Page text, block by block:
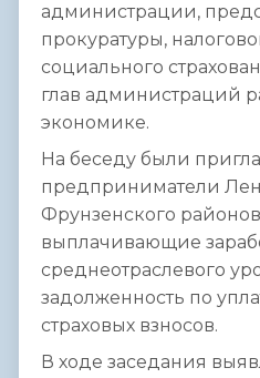
администрации,
прокуратуры,
социального
глав администраций
экономике.
На беседу были
предприниматели
Фрунзенского
выплачивающие
среднеотраслевого
задолженность по
страховых взносов.
В ходе заседания